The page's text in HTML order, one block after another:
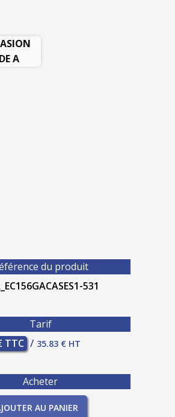
A
du produit
531
Tarif
TTC / 35.83 € HT
Acheter
AU PANIER